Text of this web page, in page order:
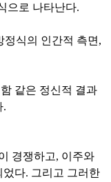
으로 나타난다.
정식의 인간적 측면,
같은 정신적 결과
.
경쟁하고, 이주와
다. 그리고 그러한